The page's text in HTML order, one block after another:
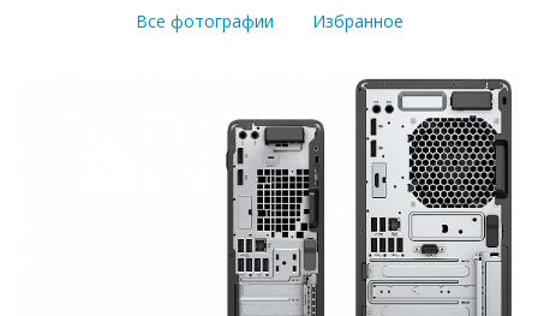
Все фотографии Избранное